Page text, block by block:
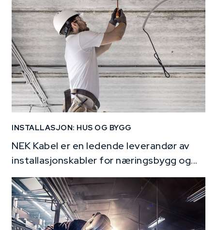
INSTALLASJON: HUS OG BYGG
NEK Kabel er en ledende leverandør av
installasjonskabler for næringsbygg og...